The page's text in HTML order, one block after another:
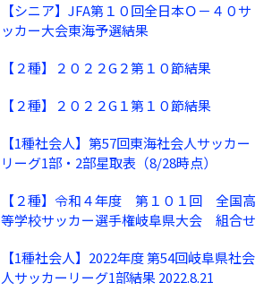
【シニア】JFA第１０回全日本Ｏ－４０サ
ッカー大会東海予選結果
【２種】２０２２G２第１０節結果
【２種】２０２２G１第１０節結果
【1種社会人】第57回東海社会人サッカー
リーグ1部・2部星取表（8/28時点）
【２種】令和４年度 第１０１回 全国高
等学校サッカー選手権岐阜県大会 組合せ
【1種社会人】2022年度 第54回岐阜県社会
人サッカーリーグ1部結果 2022.8.21